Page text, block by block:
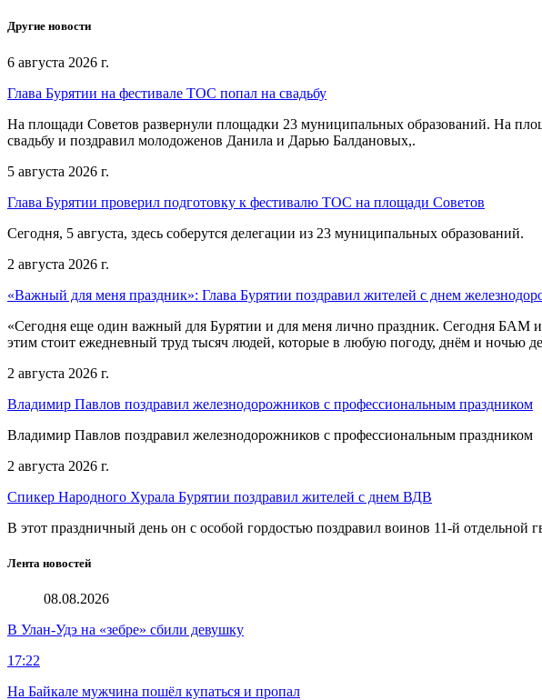
Другие новости
6 августа 2026 г.
Глава Бурятии на фестивале ТОС попал на свадьбу
На площади Советов развернули площадки 23 муниципальных образований. На
свадьбу и поздравил молодоженов Данила и Дарью Балдановых,.
5 августа 2026 г.
Глава Бурятии проверил подготовку к фестивалю ТОС на площади Советов
Сегодня, 5 августа, здесь соберутся делегации из 23 муниципальных образований.
2 августа 2026 г.
«Важный для меня праздник»: Глава Бурятии поздравил жителей с днем
«Сегодня еще один важный для Бурятии и для меня лично праздник. Сегодня БАМ
этим стоит ежедневный труд тысяч людей, которые в любую погоду, днём и ночью
2 августа 2026 г.
Владимир Павлов поздравил железнодорожников с профессиональным праздником
Владимир Павлов поздравил железнодорожников с профессиональным праздником
2 августа 2026 г.
Спикер Народного Хурала Бурятии поздравил жителей с днем ВДВ
В этот праздничный день он с особой гордостью поздравил воинов 11-й
Лента новостей
08.08.2026
В Улан-Удэ на «зебре» сбили девушку
17:22
На Байкале мужчина пошёл купаться и пропал